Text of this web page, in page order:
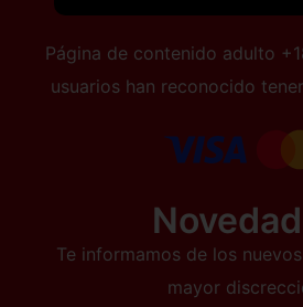
Página de contenido adulto
usuarios han reconocido
Te informamos de los
mayor